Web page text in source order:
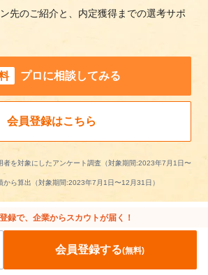
先のご紹介と、内定獲得までの選考サポ
プロに相談してみる
会員登録はこちら
を対象にしたアンケート調査（対象期間:2023年7月1日〜
ら算出（対象期間:2023年7月1日〜12月31日）
録で、企業からスカウトが届く！
会員登録する(無料)